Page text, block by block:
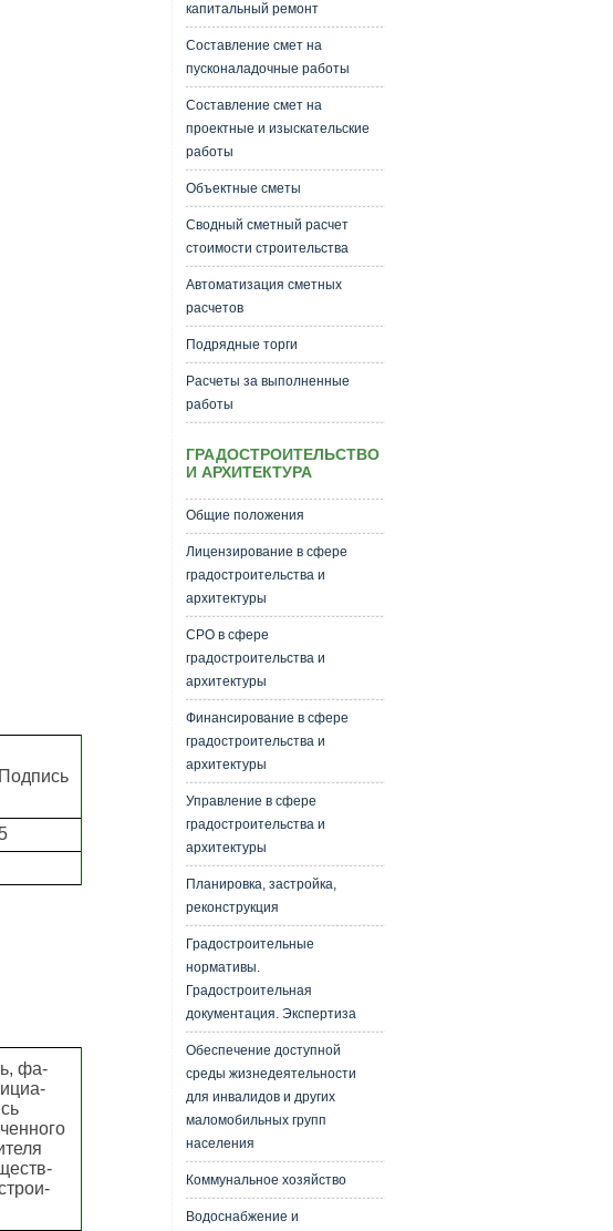
Подпись
5
фа-
капитальный ремонт
Составление смет на
пусконаладочные работы
Составление смет на
проектные и изыскательские
работы
Объектные сметы
Сводный сметный расчет
стоимости строительства
Автоматизация сметных
расчетов
Подрядные торги
Расчеты за выполненные
работы
ГРАДОСТРОИТЕЛЬСТВО
И АРХИТЕКТУРА
Общие положения
Лицензирование в сфере
градостроительства и
архитектуры
СРО в сфере
градостроительства и
архитектуры
Финансирование в сфере
градостроительства и
архитектуры
Управление в сфере
градостроительства и
архитектуры
Планировка, застройка,
реконструкция
Градостроительные
нормативы.
Градостроительная
документация. Экспертиза
Обеспечение доступной
среды жизнедеятельности
для инвалидов и других
маломобильных групп
населения
Коммунальное хозяйство
Водоснабжение и